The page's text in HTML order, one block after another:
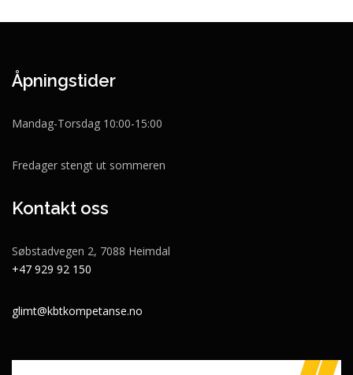
Åpningstider
Mandag-Torsdag 10:00-15:00
Fredager stengt ut sommeren
Kontakt oss
Søbstadvegen 2, 7088 Heimdal
+47 929 92 150
glimt@kbtkompetanse.no